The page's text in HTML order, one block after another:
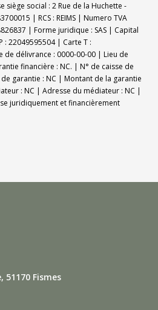
siège social : 2 Rue de la Huchette -
| RCS : REIMS | Numero TVA
| Forme juridique : SAS | Capital
: 22049595504 | Carte T :
de délivrance : 0000-00-00 | Lieu de
financière : NC. | N° de caisse de
garantie : NC | Montant de la garantie
: NC | Adresse du médiateur : NC |
juridiquement et financièrement
51170 Fismes